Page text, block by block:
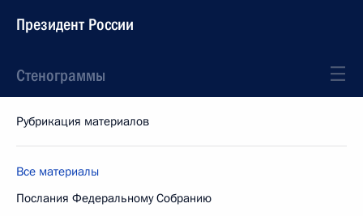
Президент России
Стенограммы
Рубрикация материалов
Все материалы
Послания Федеральному Собранию